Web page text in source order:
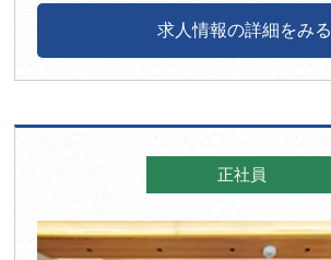
求人情報の詳細をみる
正社員